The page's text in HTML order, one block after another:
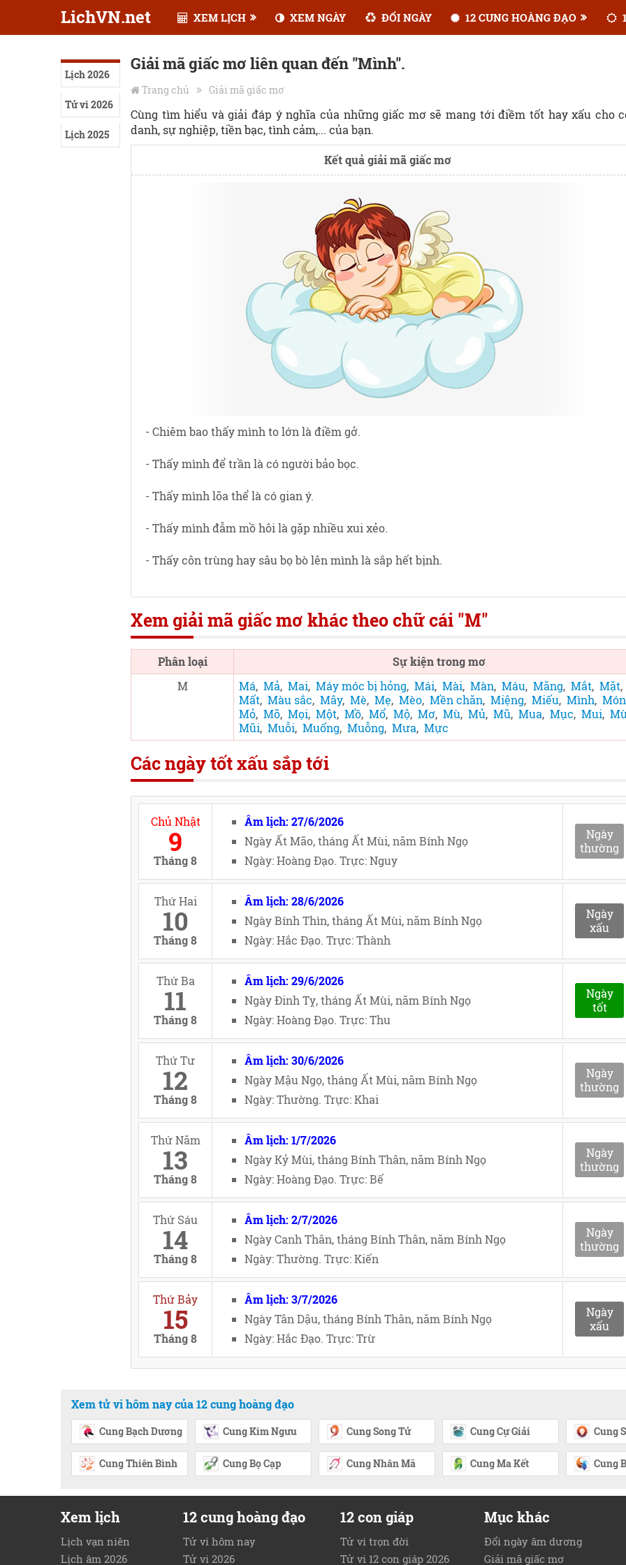
LichVN.net XEM LỊCH XEM NGÀY ĐỔI NGÀY 12 CUNG HOÀNG ĐẠO
Lịch 2026
Tử vi 2026
Lịch 2025
Giải mã giấc mơ liên quan đến "Mình".
Trang chủ Giải mã giấc mơ
Cùng tìm hiểu và giải đáp ý nghĩa của những giấc mơ sẽ mang tới điềm tốt hay xấu cho
danh, sự nghiệp, tiền bạc, tình cảm,... của bạn.
Kết quả giải mã giấc mơ
- Chiêm bao thấy mình to lớn là điềm gở.
- Thấy mình để trần là có người bảo bọc.
- Thấy mình lõa thể là có gian ý.
- Thấy mình đẫm mồ hôi là gặp nhiều xui xẻo.
- Thấy côn trùng hay sâu bọ bò lên mình là sắp hết bịnh.
Xem giải mã giấc mơ khác theo chữ cái "M"
Phân loại
Sự kiện trong mơ
M
Má, Mả, Mai, Máy móc bị hỏng, Mái, Mài, Màn, Máu, Măng, Mắt, Mặt,
Mất, Màu sắc, Mây, Mè, Mẹ, Mèo, Mền chăn, Miệng, Miếu, Mình,
Mỏ, Mõ, Mọi, Một, Mồ, Mổ, Mộ, Mơ, Mù, Mủ, Mũ, Mua, Mục, Mui,
Mũi, Muỗi, Muống, Muỗng, Mưa, Mực
Các ngày tốt xấu sắp tới
Chủ Nhật
9
Tháng 8
Âm lịch: 27/6/2026
Ngày Ất Mão, tháng Ất Mùi, năm Bính Ngọ
Ngày: Hoàng Đạo. Trực: Nguy
Ngày
thường
Thứ Hai
10
Tháng 8
Âm lịch: 28/6/2026
Ngày Bính Thìn, tháng Ất Mùi, năm Bính Ngọ
Ngày: Hắc Đạo. Trực: Thành
Ngày
xấu
Thứ Ba
11
Tháng 8
Âm lịch: 29/6/2026
Ngày Đinh Tỵ, tháng Ất Mùi, năm Bính Ngọ
Ngày: Hoàng Đạo. Trực: Thu
Ngày
tốt
Thứ Tư
12
Tháng 8
Âm lịch: 30/6/2026
Ngày Mậu Ngọ, tháng Ất Mùi, năm Bính Ngọ
Ngày: Thường. Trực: Khai
Ngày
thường
Thứ Năm
13
Tháng 8
Âm lịch: 1/7/2026
Ngày Kỷ Mùi, tháng Bính Thân, năm Bính Ngọ
Ngày: Hoàng Đạo. Trực: Bế
Ngày
thường
Thứ Sáu
14
Tháng 8
Âm lịch: 2/7/2026
Ngày Canh Thân, tháng Bính Thân, năm Bính Ngọ
Ngày: Thường. Trực: Kiến
Ngày
thường
Thứ Bảy
15
Tháng 8
Âm lịch: 3/7/2026
Ngày Tân Dậu, tháng Bính Thân, năm Bính Ngọ
Ngày: Hắc Đạo. Trực: Trừ
Ngày
xấu
Xem tử vi hôm nay của 12 cung hoàng đạo
Cung Bạch Dương Cung Kim Ngưu Cung Song Tử Cung Cự Giải Cung
Cung Thiên Bình Cung Bọ Cạp Cung Nhân Mã Cung Ma Kết Cung
Xem lịch
Lịch vạn niên
Lịch âm 2026
12 cung hoàng đạo
Tử vi hôm nay
Tử vi 2026
12 con giáp
Tử vi trọn đời
Tử vi 12 con giáp 2026
Mục khác
Đổi ngày âm dương
Giải mã giấc mơ